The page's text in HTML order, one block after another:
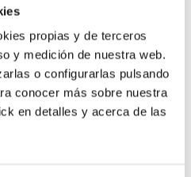
propias y de terceros
y medición de nuestra web.
o configurarlas pulsando
conocer más sobre nuestra
en detalles y acerca de las
center para medir
cliente